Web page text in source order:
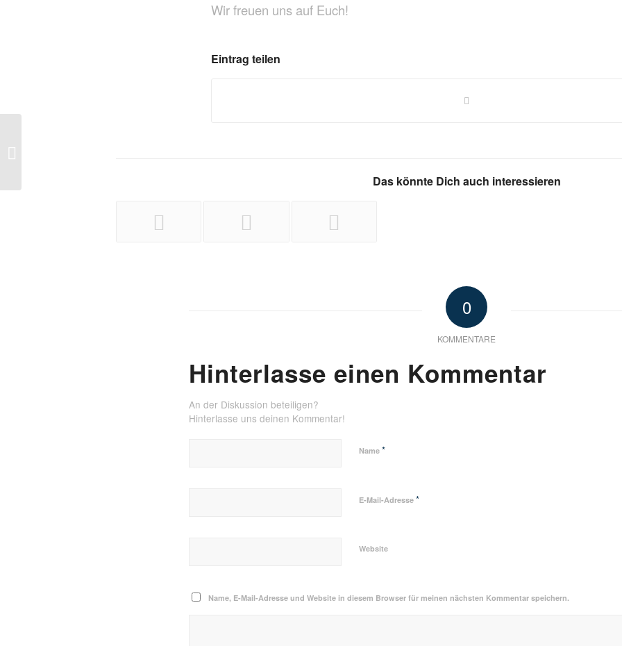
Wir freuen uns auf Euch!
Eintrag teilen
Das könnte Dich auch interessieren
0
KOMMENTARE
Hinterlasse einen Kommentar
An der Diskussion beteiligen?
Hinterlasse uns deinen Kommentar!
Name *
E-Mail-Adresse *
Website
Name, E-Mail-Adresse und Website in diesem Browser für meinen nächsten Kommentar speichern.